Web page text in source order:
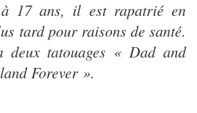
17 ans, il est rapatrié en
tard pour raisons de santé.
deux tatouages « Dad and
Forever ».